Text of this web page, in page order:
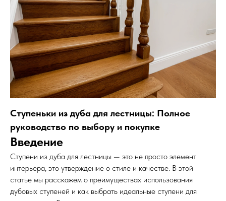
Ступеньки из дуба для лестницы: Полное
руководство по выбору и покупке
Введение
Ступени из дуба для лестницы — это не просто элемент
интерьера, это утверждение о стиле и качестве. В этой
статье мы расскажем о преимуществах использования
дубовых ступеней и как выбрать идеальные ступени для